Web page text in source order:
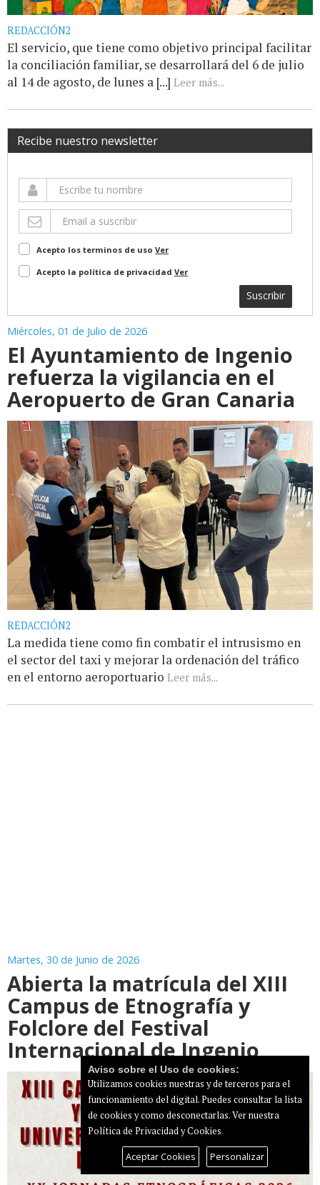
REDACCIÓN2
El servicio, que tiene como objetivo principal facilitar
la conciliación familiar, se desarrollará del 6 de julio
al 14 de agosto, de lunes a [...] Leer más...
Recibe nuestro newsletter
Acepto los terminos de uso Ver
Acepto la política de privacidad Ver
Suscribir
Miércoles, 01 de Julio de 2026
El Ayuntamiento de Ingenio
refuerza la vigilancia en el
Aeropuerto de Gran Canaria
REDACCIÓN2
La medida tiene como fin combatir el intrusismo en
el sector del taxi y mejorar la ordenación del tráfico
en el entorno aeroportuario Leer más...
Martes, 30 de Junio de 2026
Abierta la matrícula del XIII
Campus de Etnografía y
Folclore del Festival
Internacional de Ingenio
Aviso sobre el Uso de cookies:
Utilizamos cookies nuestras y de terceros para el
funcionamiento del digital. Puedes consultar la lista
de cookies y como desconectarlas.Ver nuestra
Política de Privacidad y Cookies
Aceptar Cookies Personalizar